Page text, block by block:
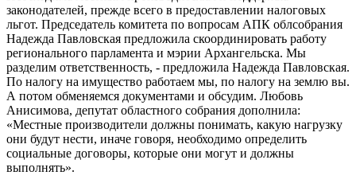
законодателей, прежде всего в предоставлении налоговых
льгот. Председатель комитета по вопросам АПК облсобрания
Надежда Павловская предложила скоординировать работу
регионального парламента и мэрии Архангельска. Мы
разделим ответственность, - предложила Надежда Павловская.
По налогу на имущество работаем мы, по налогу на землю вы.
А потом обменяемся документами и обсудим. Любовь
Анисимова, депутат областного собрания дополнила:
«Местные производители должны понимать, какую нагрузку
они будут нести, иначе говоря, необходимо определить
социальные договоры, которые они могут и должны
выполнять».